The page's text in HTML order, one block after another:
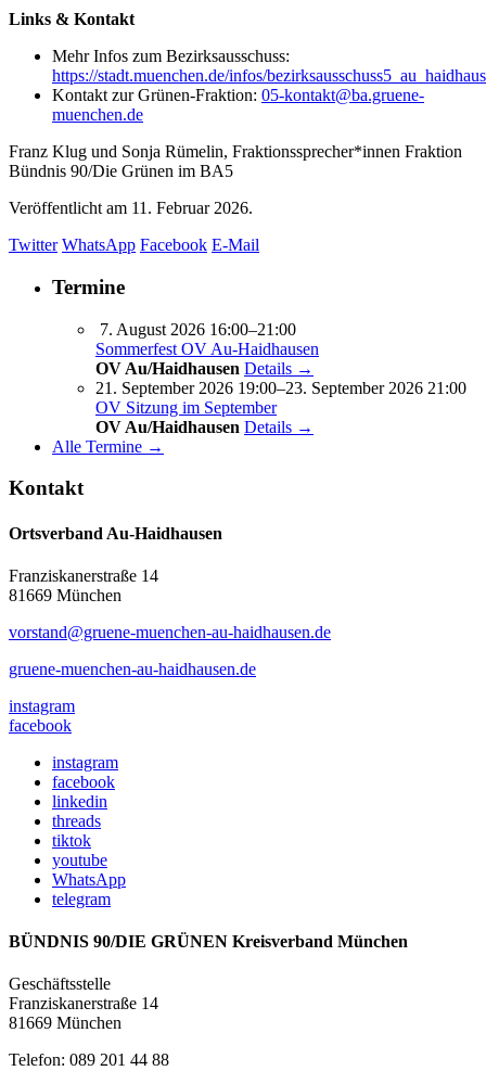
Links & Kontakt
Mehr Infos zum Bezirksausschuss:
https://stadt.muenchen.de/infos/
Kontakt zur Grünen-Fraktion: 05-kontakt@ba.gruene-
muenchen.de
Franz Klug und Sonja Rümelin, Fraktionssprecher*innen Fraktion
Bündnis 90/Die Grünen im BA5
Veröffentlicht am 11. Februar 2026.
Twitter WhatsApp Facebook E-Mail
Termine
7. August 2026 16:00–21:00
Sommerfest OV Au-Haidhausen
OV Au/Haidhausen Details →
21. September 2026 19:00–23. September 2026 21:00
OV Sitzung im September
OV Au/Haidhausen Details →
Alle Termine →
Kontakt
Ortsverband Au-Haidhausen
Franziskanerstraße 14
81669 München
vorstand@gruene-muenchen-au-haidhausen.de
gruene-muenchen-au-haidhausen.de
instagram
facebook
instagram
facebook
linkedin
threads
tiktok
youtube
WhatsApp
telegram
BÜNDNIS 90/DIE GRÜNEN Kreisverband München
Geschäftsstelle
Franziskanerstraße 14
81669 München
Telefon: 089 201 44 88